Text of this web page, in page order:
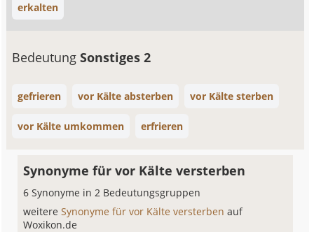
erkalten
BedeutungSonstiges 2
gefrieren vor Kälte absterben vor Kälte sterben
vor Kälte umkommen erfrieren
Synonyme für vor Kälte versterben
6 Synonyme in 2 Bedeutungsgruppen
weitereSynonyme für vor Kälte versterbenauf
Woxikon.de